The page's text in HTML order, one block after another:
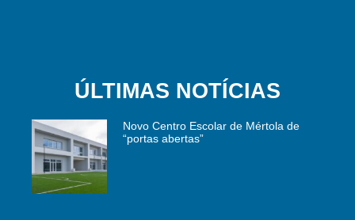
ÚLTIMAS NOTÍCIAS
Novo Centro Escolar de Mértola de
“portas abertas”